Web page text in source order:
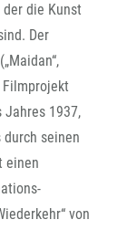
die Kunst
Der
Filmprojekt
Jahres 1937,
seinen
einen
von